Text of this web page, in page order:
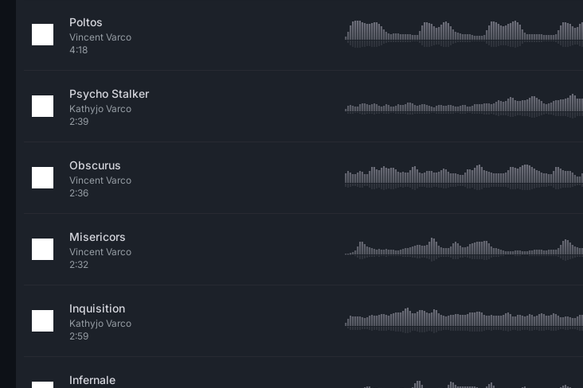
Poltos
Vincent Varco
4:18
Psycho Stalker
Kathyjo Varco
2:39
Obscurus
Vincent Varco
2:36
Misericors
Vincent Varco
2:32
Inquisition
Kathyjo Varco
2:59
Infernale